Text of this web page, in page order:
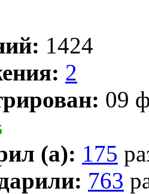
1424
2
09
(а): 175
763